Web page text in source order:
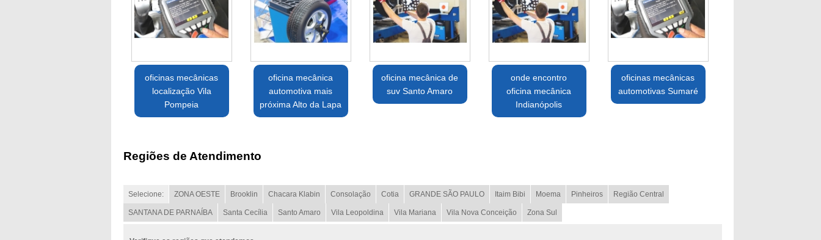
oficinas mecânicas
localização Vila
Pompeia
oficina mecânica
automotiva mais
próxima Alto da Lapa
oficina mecânica de
suv Santo Amaro
onde encontro
oficina mecânica
Indianópolis
oficinas mecânicas
automotivas Sumaré
Regiões de Atendimento
Selecione: ZONA OESTE Brooklin Chacara Klabin Consolação Cotia GRANDE SÃO PAULO Itaim Bibi Moema Pinheiros Região Central
SANTANA DE PARNAÍBA Santa Cecília Santo Amaro Vila Leopoldina Vila Mariana Vila Nova Conceição Zona Sul